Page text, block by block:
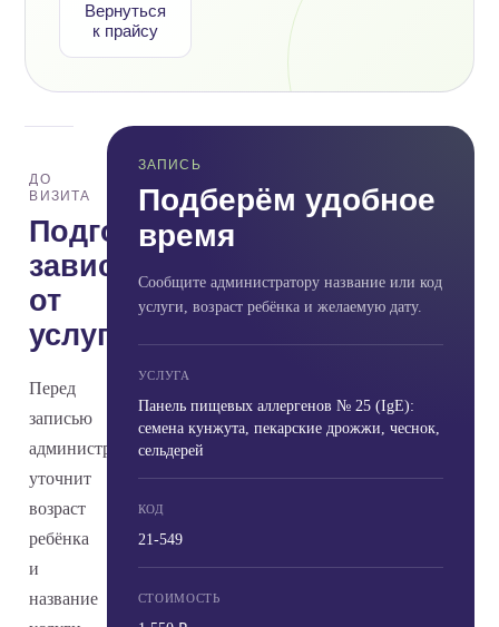
Вернуться
к прайсу
ДО
ВИЗИТА
Подготовка
зависит
от
услуги
Перед
записью
администратор
уточнит
возраст
ребёнка
и
название
ЗАПИСЬ
Подберём удобное
время
Сообщите администратору название или код
услуги, возраст ребёнка и желаемую дату.
УСЛУГА
Панель пищевых аллергенов № 25 (IgE):
семена кунжута, пекарские дрожжи, чеснок,
сельдерей
КОД
21-549
СТОИМОСТЬ